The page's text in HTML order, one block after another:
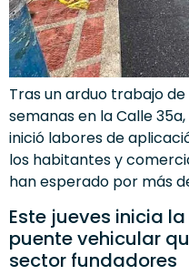
Tras un arduo trabajo
semanas en la Calle
inició labores de
los habitantes y
han esperado por más
Este jueves inicia
puente vehicular
sector fundadores